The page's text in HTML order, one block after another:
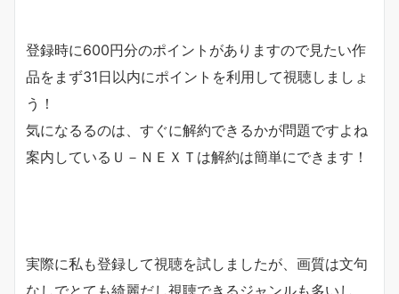
登録時に600円分のポイントがありますので見たい作
品をまず31日以内にポイントを利用して視聴しましょ
う！
気になるるのは、すぐに解約できるかが問題ですよね
案内しているＵ－ＮＥＸＴは解約は簡単にできます！
実際に私も登録して視聴を試しましたが、画質は文句
なしでとても綺麗だし視聴できるジャンルも多いし、